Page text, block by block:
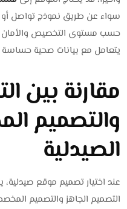
سواء عن طريق نموذج تواصل أو
حسب مستوى التخصيص والأمان
يتعامل مع بيانات صحية حساسة
مقارنة بين
والتصميم
الصيدلية
عند اختيار تصميم موقع صيدلية،
التصميم الجاهز والتصميم